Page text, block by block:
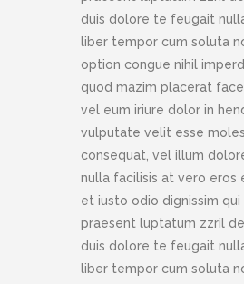
duis dolore te feugait
liber tempor cum soluta
option congue nihil
quod mazim placerat
vel eum iriure dolor in
vulputate velit esse
consequat, vel illum
nulla facilisis at vero eros
et iusto odio dignissim
praesent luptatum zzril
duis dolore te feugait
liber tempor cum soluta